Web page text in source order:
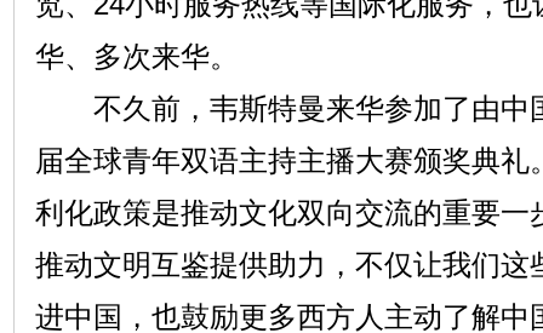
华、多次来华。
不久前，韦斯特曼来华参加了由中
届全球青年双语主持主播大赛颁奖典礼
利化政策是推动文化双向交流的重要一
推动文明互鉴提供助力，不仅让我们这
进中国，也鼓励更多西方人主动了解中